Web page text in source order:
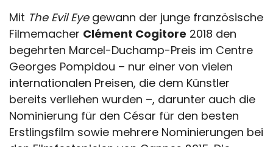
Mit The Evil Eyegewann der junge französische
Filmemacher Clément Cogitore 2018 den
begehrten Marcel-Duchamp-Preis im Centre
Georges Pompidou – nur einer von vielen
internationalen Preisen, die dem Künstler
bereits verliehen wurden –, darunter auch die
Nominierung für den César für den besten
Erstlingsfilm sowie mehrere Nominierungen bei